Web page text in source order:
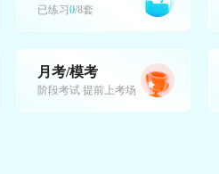
已练习 0/8套
月考/模考
阶段考试 提前上考场